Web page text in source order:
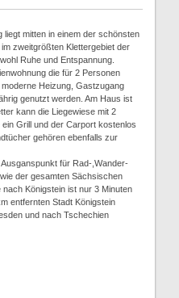
mitten in einem der schönsten
zweitgrößten Klettergebiet der
Ruhe und Entspannung.
die für 2 Personen
Heizung, Gastzugang
genutzt werden. Am Haus ist
kann die Liegewiese mit 2
Grill und der Carport kostenlos
gehören ebenfalls zur
für Rad-,Wander-
der gesamten Sächsischen
Königstein ist nur 3 Minuten
entfernten Stadt Königstein
und nach Tschechien